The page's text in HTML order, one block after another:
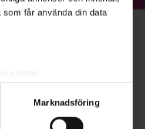
får använda din data
. Du kan ändra
Marknadsföring